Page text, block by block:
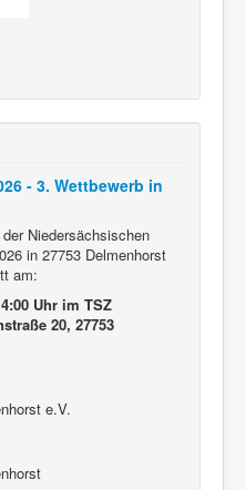
- 3. Wettbewerb in
Niedersächsischen
in 27753 Delmenhorst
am:
Uhr im TSZ
20, 27753
e.V.